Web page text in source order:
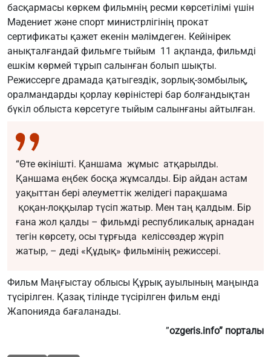
басқармасы көркем фильмнің ресми көрсетілімі үшін
Мәдениет және спорт министрлігінің прокат
сертификаты қажет екенін мәлімдеген. Кейінірек
анықталғандай фильмге тыйым 11 ақпанда, фильмді
ешкім көрмей тұрып салынған болып шықты.
Режиссерге драмада қатыгездік, зорлық-зомбылық,
оралмандарды қорлау көріністері бар болғандықтан
бүкіл облыста көрсетуге тыйым салынғаны айтылған.
“Өте өкінішті. Қаншама жұмыс атқарылды.
Қаншама еңбек босқа жұмсалды. Бір айдан астам
уақыттан бері әлеуметтік желідегі парақшама
қоқан-лоққылар түсіп жатыр. Мен таң қалдым. Бір
ғана жол қалды – фильмді республикалық арнадан
тегін көрсету, осы тұрғыда келіссөздер жүріп
жатыр, – деді «Құдық» фильмінің режиссері.
Фильм Маңғыстау облысы Құрық ауылының маңында
түсірілген. Қазақ тілінде түсірілген фильм енді
Жапонияда бағаланады.
”ozgeris.info” порталы